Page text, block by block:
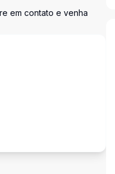
em contato e venha